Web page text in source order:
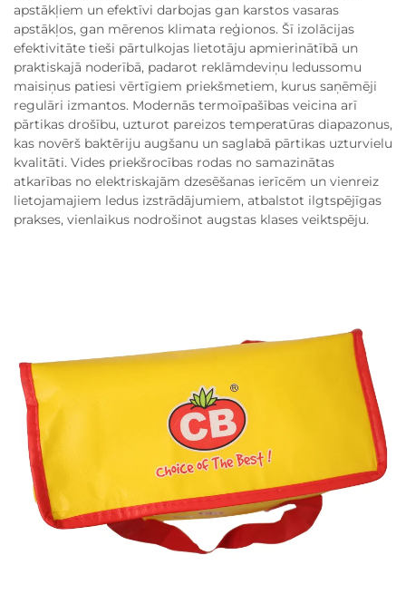
apstākļiem un efektīvi darbojas gan karstos vasaras
apstākļos, gan mērenos klimata reģionos. Šī izolācijas
efektivitāte tieši pārtulkojas lietotāju apmierinātībā un
praktiskajā noderībā, padarot reklāmdeviņu ledussomu
maisiņus patiesi vērtīgiem priekšmetiem, kurus saņēmēji
regulāri izmantos. Modernās termoīpašības veicina arī
pārtikas drošību, uzturot pareizos temperatūras diapazonus,
kas novērš baktēriju augšanu un saglabā pārtikas uzturvielu
kvalitāti. Vides priekšrocības rodas no samazinātas
atkarības no elektriskajām dzesēšanas ierīcēm un vienreiz
lietojamajiem ledus izstrādājumiem, atbalstot ilgtspējīgas
prakses, vienlaikus nodrošinot augstas klases veiktspēju.